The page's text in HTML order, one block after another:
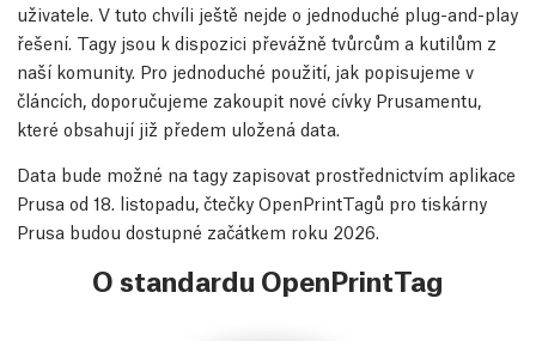
uživatele. V tuto chvíli ještě nejde o jednoduché plug-and-play
řešení. Tagy jsou k dispozici převážně tvůrcům a kutilům z
naší komunity. Pro jednoduché použití, jak popisujeme v
článcích, doporučujeme zakoupit nové cívky Prusamentu,
které obsahují již předem uložená data.
Data bude možné na tagy zapisovat prostřednictvím aplikace
Prusa od 18. listopadu, čtečky OpenPrintTagů pro tiskárny
Prusa budou dostupné začátkem roku 2026.
O standardu OpenPrintTag